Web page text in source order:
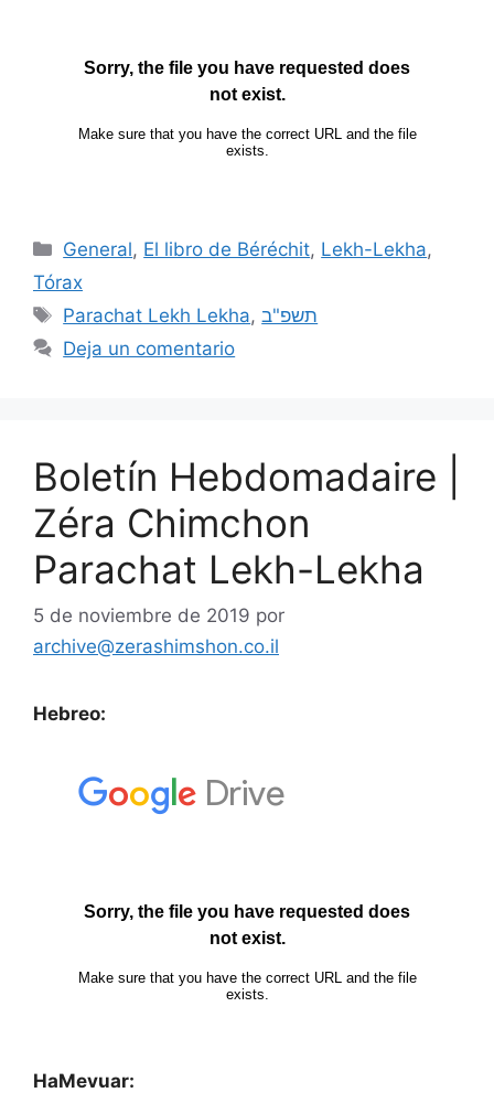
General, El libro de Béréchit, Lekh-Lekha,
Tórax
Parachat Lekh Lekha,תשפ"ב
Deja un comentario
Boletín Hebdomadaire |
Zéra Chimchon
Parachat Lekh-Lekha
5 de noviembre de 2019 por
archive@zerashimshon.co.il
Hebreo:
HaMevuar: